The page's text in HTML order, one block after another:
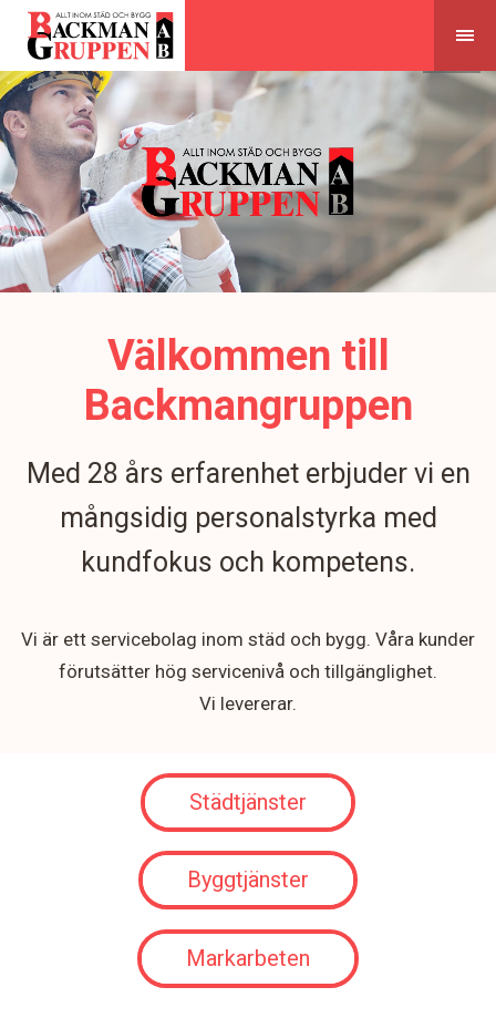
Skip
content
Välkommen till
Backmangruppen
Med 28 års erfarenhet erbjuder vi en
mångsidig personalstyrka med
kundfokus och kompetens.
Vi är ett servicebolag inom städ och bygg. Våra kunder
förutsätter hög servicenivå och tillgänglighet.
Vi levererar.
Städtjänster
Byggtjänster
Markarbeten